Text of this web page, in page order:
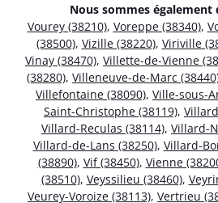
Nous sommes également
Vourey (38210), Voreppe (38340),
(38500), Vizille (38220), Viriville
Vinay (38470), Villette-de-Vienne
(38280), Villeneuve-de-Marc
Villefontaine (38090), Ville-sous-
Saint-Christophe (38119),
Villard-Reculas (38114), Villard-
Villard-de-Lans (38250), Villard-
(38890), Vif (38450), Vienne
(38510), Veyssilieu (38460),
Veurey-Voroize (38113), Vertrieu